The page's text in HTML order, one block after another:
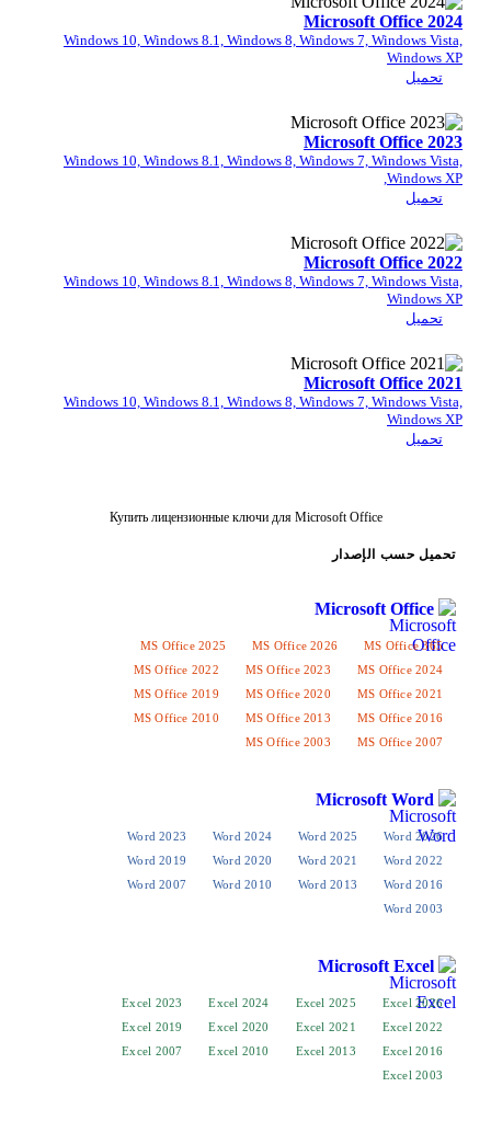
Windows 10, Windows 8.1, Windows 8, Windows
Windows 10, Windows 8.1, Windows 8, Windows
Windows 10, Windows 8.1, Windows 8, Windows
Windows 10, Windows 8.1, Windows 8, Windows
Купить лицензионные ключи для Microsoft
MS Office 2026
MS Office 2025
MS Office 2023
MS Office 2022
MS Office 2020
MS Office 2019
MS Office 2013
MS Office 2010
MS Office 2003
Word 2025
Word 2024
Word 2023
Word 2021
Word 2020
Word 2019
Word 2013
Word 2010
Word 2007
Excel 2025
Excel 2024
Excel 2023
Excel 2021
Excel 2020
Excel 2019
Excel 2013
Excel 2010
Excel 2007